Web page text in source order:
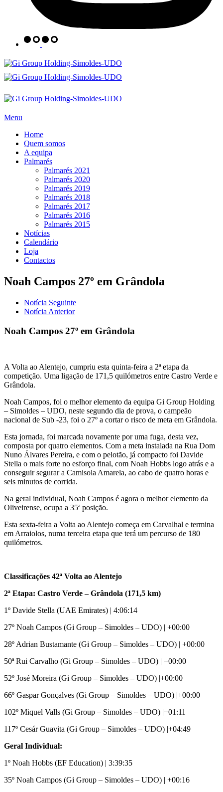
Menu
Home
Quem somos
A equipa
Palmarés
Palmarés 2021
Palmarés 2020
Palmarés 2019
Palmarés 2018
Palmarés 2017
Palmarés 2016
Palmarés 2015
Notícias
Calendário
Loja
Contactos
Noah Campos 27º em Grândola
Notícia Seguinte
Notícia Anterior
Noah Campos 27º em Grândola
A Volta ao Alentejo, cumpriu esta quinta-feira a 2ª etapa da
competição. Uma ligação de 171,5 quilómetros entre Castro Verde e
Grândola.
Noah Campos, foi o melhor elemento da equipa Gi Group Holding
– Simoldes – UDO, neste segundo dia de prova, o campeão
nacional de Sub -23, foi o 27º a cortar o risco de meta em Grândola.
Esta jornada, foi marcada novamente por uma fuga, desta vez,
composta por quatro elementos. Com a meta instalada na Rua Dom
Nuno Álvares Pereira, e com o pelotão, já compacto foi Davide
Stella o mais forte no esforço final, com Noah Hobbs logo atrás e a
conseguir segurar a Camisola Amarela, ao cabo de quatro horas e
seis minutos de corrida.
Na geral individual, Noah Campos é agora o melhor elemento da
Oliveirense, ocupa a 35ª posição.
Esta sexta-feira a Volta ao Alentejo começa em Carvalhal e termina
em Arraiolos, numa terceira etapa que terá um percurso de 180
quilómetros.
Classificações 42ª Volta ao Alentejo
2ª Etapa: Castro Verde – Grândola (171,5 km)
1º Davide Stella (UAE Emirates) | 4:06:14
27º Noah Campos (Gi Group – Simoldes – UDO) | +00:00
28º Adrian Bustamante (Gi Group – Simoldes – UDO) | +00:00
50ª Rui Carvalho (Gi Group – Simoldes – UDO) | +00:00
52º José Moreira (Gi Group – Simoldes – UDO) |+00:00
66º Gaspar Gonçalves (Gi Group – Simoldes – UDO) |+00:00
102º Miquel Valls (Gi Group – Simoldes – UDO) |+01:11
117º Cesár Guavita (Gi Group – Simoldes – UDO) |+04:49
Geral Individual:
1º Noah Hobbs (EF Education) | 3:39:35
35º Noah Campos (Gi Group – Simoldes – UDO) | +00:16